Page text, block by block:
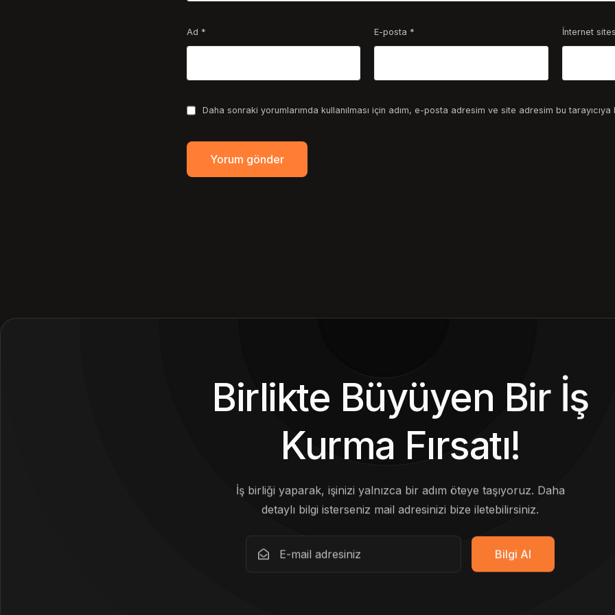
Ad * E-posta * İnternet
Daha sonraki yorumlarımda kullanılması için adım, e-posta adresim ve site adresim bu tarayıcıya
Birlikte Büyüyen Bir İş
Kurma Fırsatı!
İş birliği yaparak, işinizi yalnızca bir adım öteye taşıyoruz. Daha
detaylı bilgi isterseniz mail adresinizi bize iletebilirsiniz.
Bilgi Al